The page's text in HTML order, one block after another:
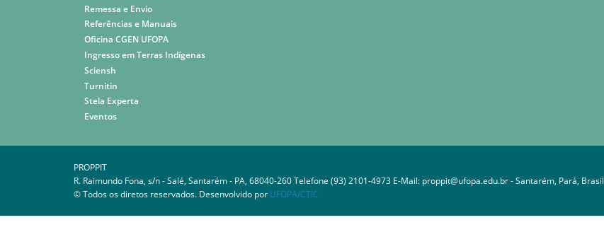
Remessa e Envio
Referências e Manuais
Oficina CGEN UFOPA
Ingresso em Terras Indígenas
Sciensh
Turnitin
Stela Experta
Eventos
PROPPIT
R. Raimundo Fona, s/n - Salé, Santarém - PA, 68040-260 Telefone (93) 2101-4973 E-Mail: proppit@ufopa.edu.br - Santarém, Pará, Brasil
© Todos os diretos reservados. Desenvolvido por UFOPA/CTIC